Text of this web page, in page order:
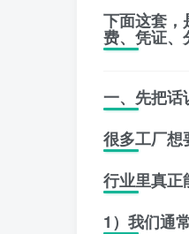
下面这套
费、凭证、
一、先把话
很多工厂想
行业里真正
1）我们通